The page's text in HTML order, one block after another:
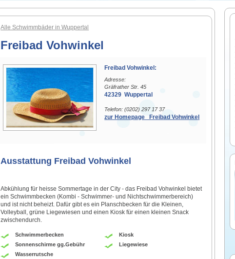
Alle Schwimmbäder in Wuppertal
Freibad Vohwinkel
Freibad Vohwinkel:
Adresse:
Gräfrather Str. 45
42329 Wuppertal
Telefon: (0202) 297 17 37
zur Homepage Freibad Vohwinkel
Ausstattung Freibad Vohwinkel
Abkühlung für heisse Sommertage in der City - das Freibad Vohwinkel bietet
ein Schwimmbecken (Kombi - Schwimmer- und Nichtschwimmerbereich)
und ist nicht beheizt. Dafür gibt es ein Planschbecken für die Kleinen,
Volleyball, grüne Liegewiesen und einen Kiosk für einen kleinen Snack
zwischendurch.
Schwimmerbecken
Sonnenschirme gg.Gebühr
Wasserrutsche
Kiosk
Liegewiese